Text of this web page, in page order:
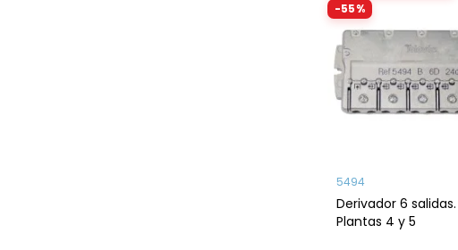
-55%
5494
Derivador 6 salidas.
Plantas 4 y 5